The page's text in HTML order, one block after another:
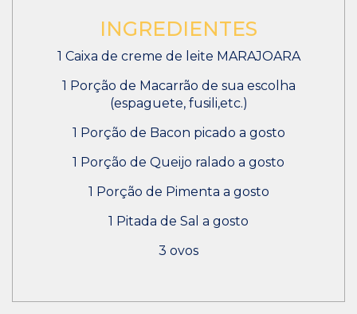
INGREDIENTES
1 Caixa de creme de leite MARAJOARA
1 Porção de Macarrão de sua escolha
(espaguete, fusili,etc.)
1 Porção de Bacon picado a gosto
1 Porção de Queijo ralado a gosto
1 Porção de Pimenta a gosto
1 Pitada de Sal a gosto
3 ovos